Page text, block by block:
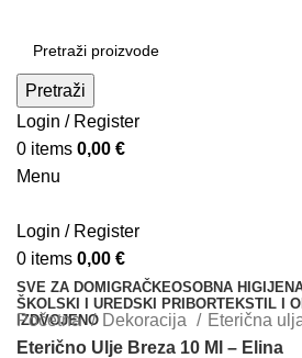
Pretraži
Login / Register
0 items 0,00 €
Menu
Login / Register
0 items 0,00 €
SVE ZA DOM IGRAČKEOSOBNA
ŠKOLSKI I UREDSKI PRIBORTEKSTIL I
IZDVOJENO
Početna Dekoracija
Eterična
Eterično Ulje Breza 10 Ml – Elina